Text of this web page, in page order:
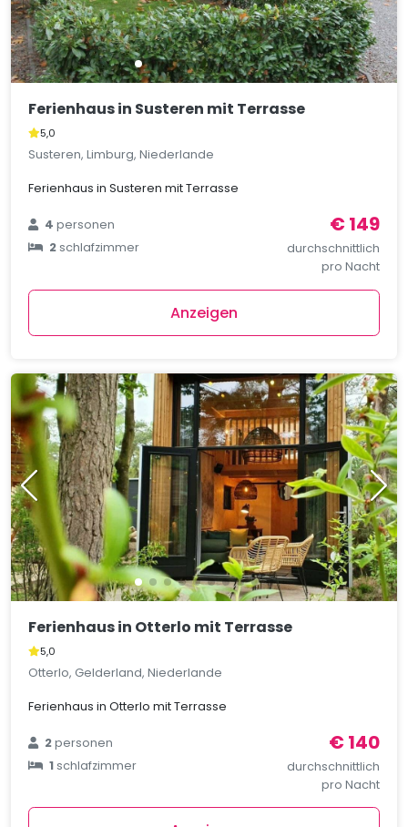
Ferienhaus in Susteren mit Terrasse
5,0
Susteren, Limburg, Niederlande
Ferienhaus in Susteren mit Terrasse
4personen
2schlafzimmer
€ 149
durchschnittlich
pro Nacht
Anzeigen
Ferienhaus in Otterlo mit Terrasse
5,0
Otterlo, Gelderland, Niederlande
Ferienhaus in Otterlo mit Terrasse
2personen
1schlafzimmer
€ 140
durchschnittlich
pro Nacht